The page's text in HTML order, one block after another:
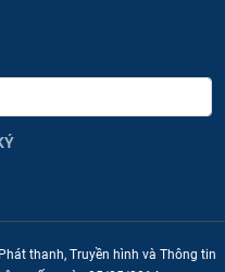
thanh, Truyền hình và Thông tin